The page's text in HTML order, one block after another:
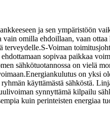
ja sen ympäristöön
omilla ehdoillaan, vaan ottaa
terveydelle.S-Voiman
sopivaa paikkaa
sähkötuotannossa on vielä
Energiankulutus on yksi
käyttämästä sähköstä.
synnyttämä kilpailu
kuin perinteisten energiaa